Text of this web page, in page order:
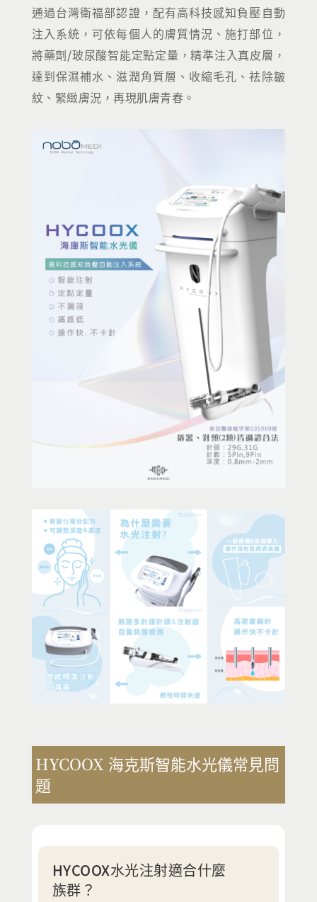
通過台灣衛福部認證，配有高科技感知負壓自動
注入系統，可依每個人的膚質情況、施打部位，
將藥劑/玻尿酸智能定點定量，精準注入真皮層，
達到保濕補水、滋潤角質層、收縮毛孔、祛除皺
紋、緊緻膚況，再現肌膚青春。
HYCOOX 海克斯智能水光儀常見問
題
HYCOOX水光注射適合什麼
族群？